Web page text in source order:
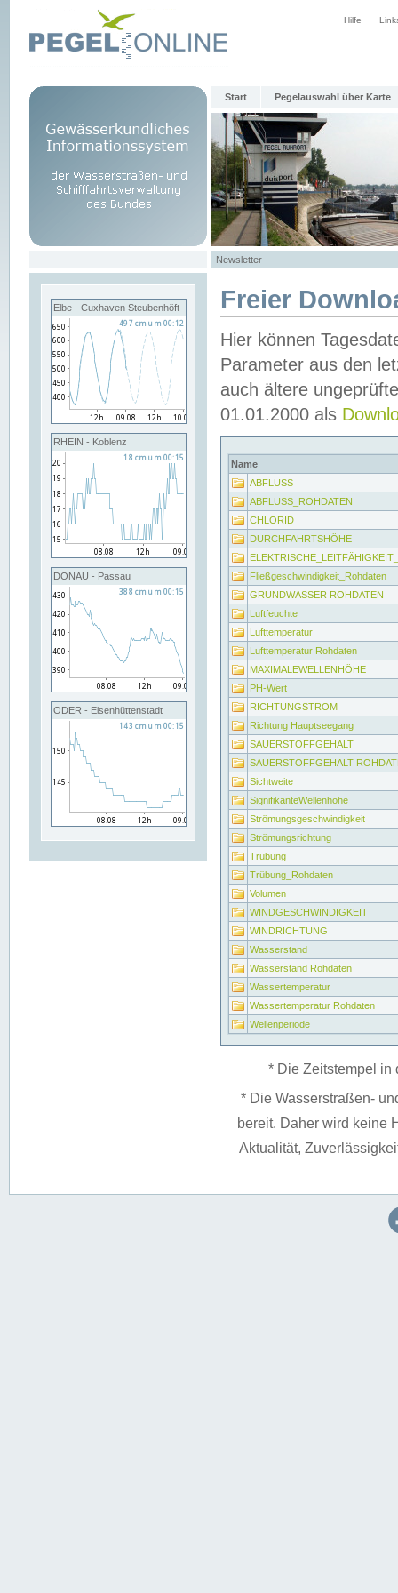
Hilfe
Start Pegelauswahl über Karte
Newsletter
Elbe - Cuxhaven Steubenhöft
RHEIN - Koblenz
DONAU - Passau
ODER - Eisenhüttenstadt
Freier
Hier können
Parameter aus den
auch ältere
01.01.2000 als
Name
ABFLUSS
ABFLUSS_ROHDATEN
CHLORID
DURCHFAHRTSHÖHE
Fließgeschwindigkeit_Rohdaten
GRUNDWASSER ROHDATEN
Luftfeuchte
Lufttemperatur
Lufttemperatur Rohdaten
MAXIMALEWELLENHÖHE
PH-Wert
RICHTUNGSTROM
Richtung Hauptseegang
SAUERSTOFFGEHALT
SAUERSTOFFGEHALT
Sichtweite
SignifikanteWellenhöhe
Strömungsgeschwindigkeit
Strömungsrichtung
Trübung
Trübung_Rohdaten
Volumen
WINDGESCHWINDIGKEIT
WINDRICHTUNG
Wasserstand
Wasserstand Rohdaten
Wassertemperatur
Wassertemperatur Rohdaten
Wellenperiode
* Die Zeitstempel in
* Die Wasserstraßen-
bereit. Daher wird keine
Aktualität,